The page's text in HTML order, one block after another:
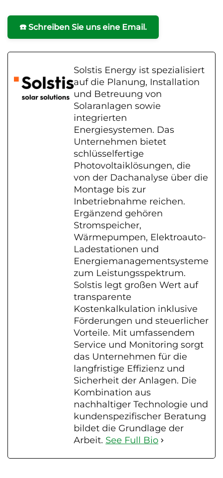
☎️ Schreiben Sie uns eine Email.
Solstis Energy ist spezialisiert
auf die Planung, Installation
und Betreuung von
Solaranlagen sowie
integrierten
Energiesystemen. Das
Unternehmen bietet
schlüsselfertige
Photovoltaiklösungen, die
von der Dachanalyse über die
Montage bis zur
Inbetriebnahme reichen.
Ergänzend gehören
Stromspeicher,
Wärmepumpen, Elektroauto-
Ladestationen und
Energiemanagementsysteme
zum Leistungsspektrum.
Solstis legt großen Wert auf
transparente
Kostenkalkulation inklusive
Förderungen und steuerlicher
Vorteile. Mit umfassendem
Service und Monitoring sorgt
das Unternehmen für die
langfristige Effizienz und
Sicherheit der Anlagen. Die
Kombination aus
nachhaltiger Technologie und
kundenspezifischer Beratung
bildet die Grundlage der
Arbeit. See Full Bio